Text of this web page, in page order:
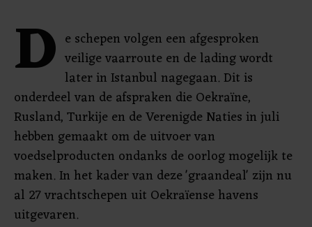
D e schepen volgen een afgesproken
veilige vaarroute en de lading wordt
later in Istanbul nagegaan. Dit is
onderdeel van de afspraken die Oekraïne,
Rusland, Turkije en de Verenigde Naties in juli
hebben gemaakt om de uitvoer van
voedselproducten ondanks de oorlog mogelijk te
maken. In het kader van deze 'graandeal' zijn nu
al 27 vrachtschepen uit Oekraïense havens
uitgevaren.